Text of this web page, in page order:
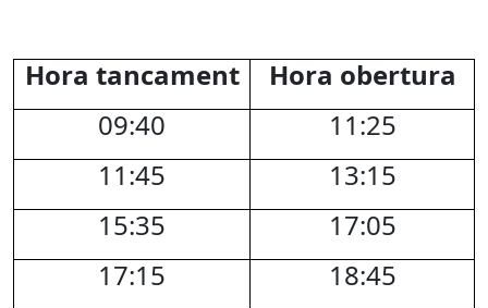
Hora tancament
Hora obertura
09:40
11:25
11:45
13:15
15:35
17:05
17:15
18:45